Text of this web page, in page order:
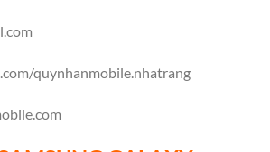
quynhanmobile.nhatrang